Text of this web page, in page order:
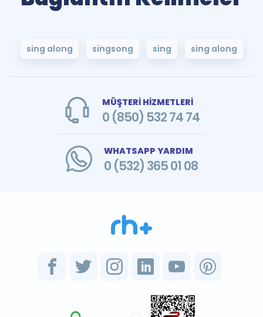
sing along singsong sing sing along
MÜŞTERİ HİZMETLERİ
0 (850) 532 74 74
WHATSAPP YARDIM
0 (532) 365 01 08